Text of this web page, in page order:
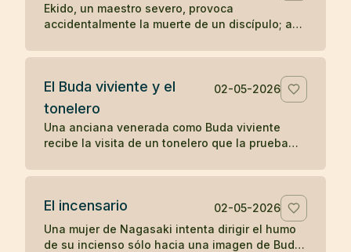
Ekido, un maestro severo, provoca
accidentalmente la muerte de un discípulo; aun
sucesores iluminados.
El Buda viviente y el
tonelero
02-05-2026
Una anciana venerada como Buda viviente
recibe la visita de un tonelero que la prueba
fama sostiene el contacto real.
El incensario
02-05-2026
Una mujer de Nagasaki intenta dirigir el humo
de su incienso sólo hacia una imagen de Buda,